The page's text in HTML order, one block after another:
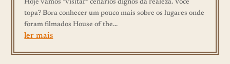
Hoje vamos "visitar" cenários dignos da realeza. Você
topa? Bora conhecer um pouco mais sobre os lugares onde
foram filmados House of the...
ler mais